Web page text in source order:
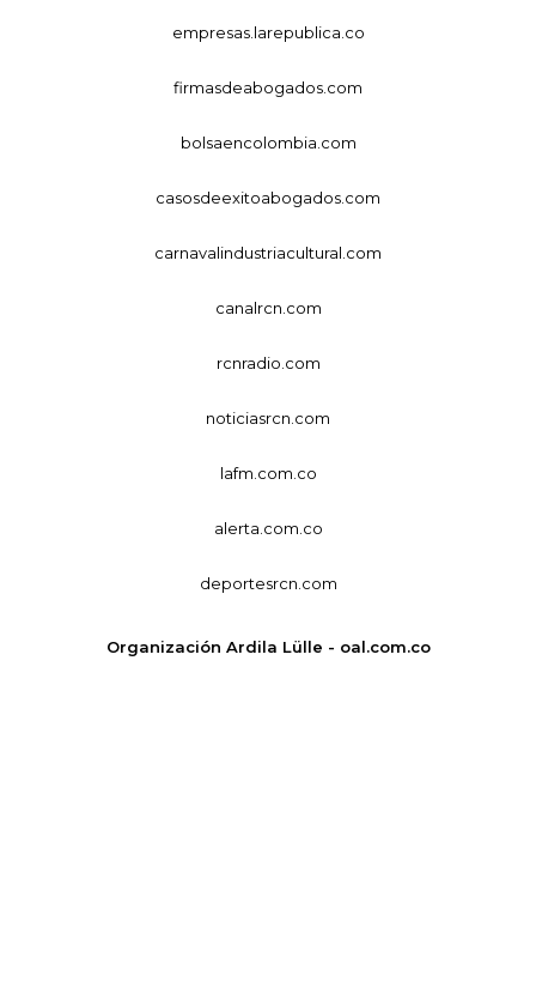
empresas.larepublica.co
firmasdeabogados.com
bolsaencolombia.com
casosdeexitoabogados.com
carnavalindustriacultural.com
canalrcn.com
rcnradio.com
noticiasrcn.com
lafm.com.co
alerta.com.co
deportesrcn.com
Organización Ardila Lülle - oal.com.co